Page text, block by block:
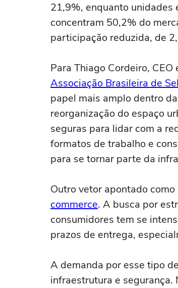
21,9%, enquanto
concentram 50,2% do
participação reduzida, de
Para Thiago Cordeiro,
Associação Brasileira de
papel mais amplo dentro
reorganização do espaço
seguras para lidar com a
formatos de trabalho e
para se tornar parte da
Outro vetor apontado
commerce. A busca por
consumidores tem se
prazos de entrega,
A demanda por esse tipo
infraestrutura e segurança.